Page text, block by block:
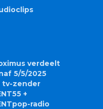
verdeelt
5/5/2025
tv-zender
+
radio